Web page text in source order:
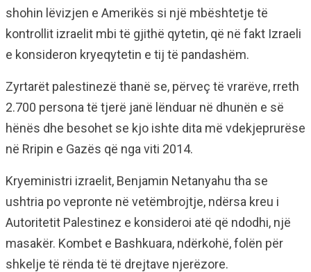
shohin lëvizjen e Amerikës si një mbështetje të
kontrollit izraelit mbi të gjithë qytetin, që në fakt Izraeli
e konsideron kryeqytetin e tij të pandashëm.
Zyrtarët palestinezë thanë se, përveç të vrarëve, rreth
2.700 persona të tjerë janë lënduar në dhunën e së
hënës dhe besohet se kjo ishte dita më vdekjeprurëse
në Rripin e Gazës që nga viti 2014.
Kryeministri izraelit, Benjamin Netanyahu tha se
ushtria po vepronte në vetëmbrojtje, ndërsa kreu i
Autoritetit Palestinez e konsideroi atë që ndodhi, një
masakër. Kombet e Bashkuara, ndërkohë, folën për
shkelje të rënda të të drejtave njerëzore.